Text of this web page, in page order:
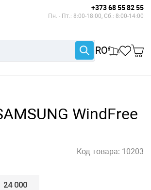
+373 68 55 82 55
Пн. - Пт.: 8:00-18:00, Сб.: 8:00-14:00
RO
WindFree
Код товара: 10203
24 000